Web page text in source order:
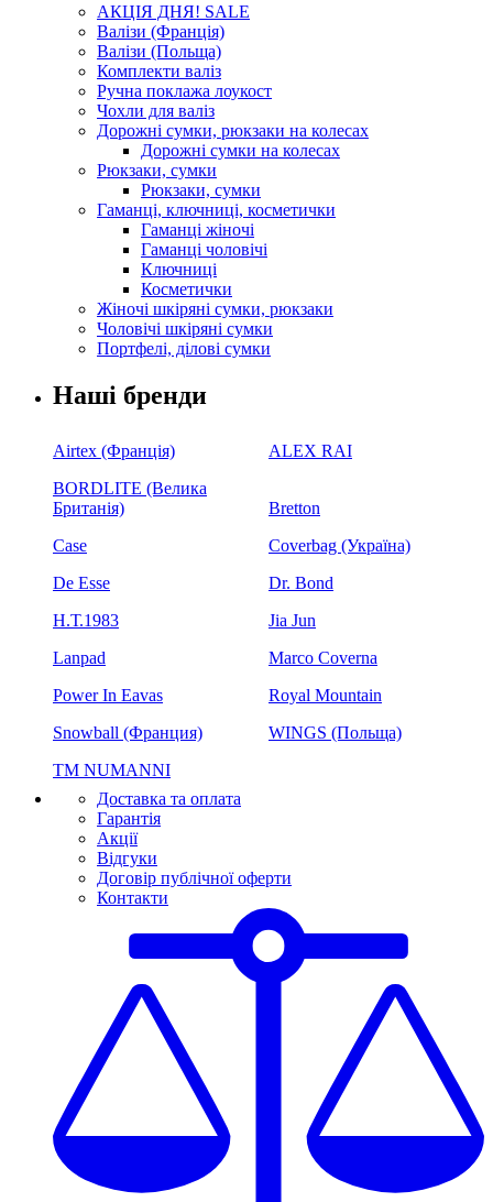
АКЦІЯ ДНЯ! SALE
Валізи (Франція)
Валізи (Польща)
Комплекти валіз
Ручна поклажа лоукост
Чохли для валіз
Дорожні сумки, рюкзаки на колесах
Дорожні сумки на колесах
Рюкзаки, сумки
Рюкзаки, сумки
Гаманці, ключниці, косметички
Гаманці жіночі
Гаманці чоловічі
Ключниці
Косметички
Жіночі шкіряні сумки, рюкзаки
Чоловічі шкіряні сумки
Портфелі, ділові сумки
Наші бренди
Airtex (Франція)
ALEX RAI
BORDLITE (Велика
Британія)
Bretton
Case
Coverbag (Україна)
De Esse
Dr. Bond
H.Т.1983
Jia Jun
Lanpad
Marco Coverna
Power In Eavas
Royal Mountain
Snowball (Франция)
WINGS (Польща)
ТМ NUMANNI
Доставка та оплата
Гарантія
Акції
Відгуки
Договір публічної оферти
Контакти